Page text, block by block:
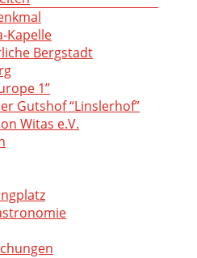
Kapelle
Bergstadt
1”
Gutshof “Linslerhof”
Witas e.V.